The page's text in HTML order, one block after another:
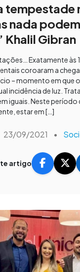
tempestade
nada
Khalil Gibran
Exatamente às
coroaram a
– momento em que
incidência de luz.
iguais. Neste
estar em […]
23/09/2021 •
artigo